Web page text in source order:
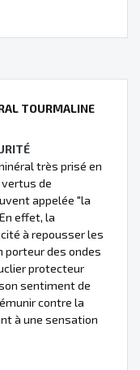
TOURMALINE
très prisé en
de
appelée "la
effet, la
à repousser les
porteur des ondes
protecteur
sentiment de
contre la
à une sensation